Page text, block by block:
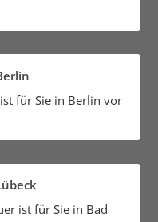
für Sie in Berlin vor
ist für Sie in Bad